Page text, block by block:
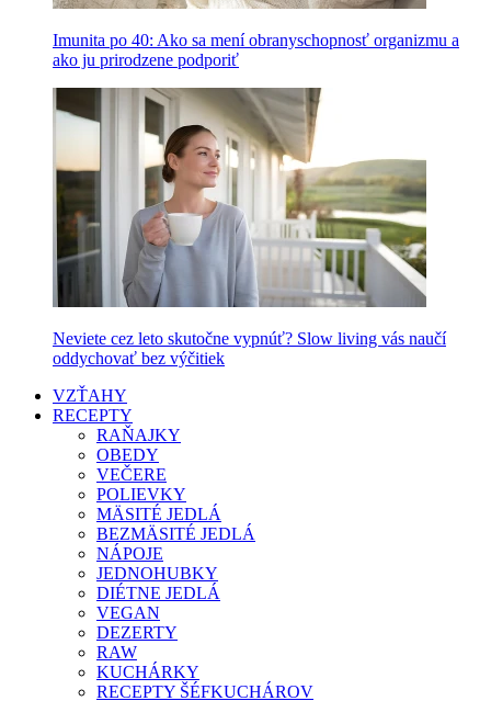
Imunita po 40: Ako sa mení obranyschopnosť organizmu a
ako ju prirodzene podporiť
Neviete cez leto skutočne vypnúť? Slow living vás naučí
oddychovať bez výčitiek
VZŤAHY
RECEPTY
RAŇAJKY
OBEDY
VEČERE
POLIEVKY
MÄSITÉ JEDLÁ
BEZMÄSITÉ JEDLÁ
NÁPOJE
JEDNOHUBKY
DIÉTNE JEDLÁ
VEGAN
DEZERTY
RAW
KUCHÁRKY
RECEPTY ŠÉFKUCHÁROV